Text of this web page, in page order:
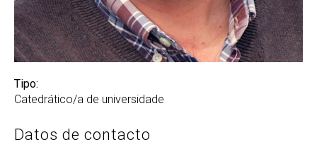
Tipo:
Catedrático/a de universidade
Datos de contacto